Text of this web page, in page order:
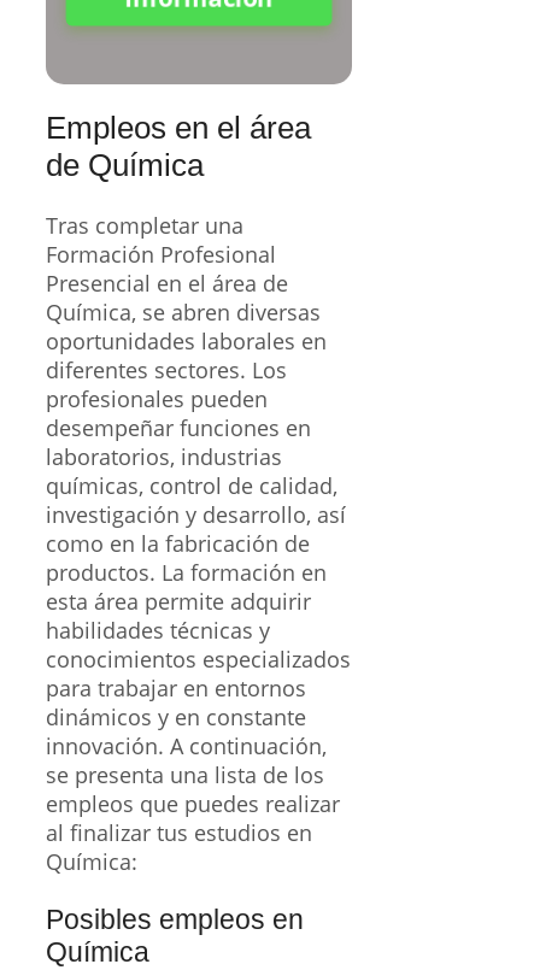
Empleos en el área
de Química
Tras completar una
Formación Profesional
Presencial en el área de
Química, se abren diversas
oportunidades laborales en
diferentes sectores. Los
profesionales pueden
desempeñar funciones en
laboratorios, industrias
químicas, control de calidad,
investigación y desarrollo, así
como en la fabricación de
productos. La formación en
esta área permite adquirir
habilidades técnicas y
conocimientos especializados
para trabajar en entornos
dinámicos y en constante
innovación. A continuación,
se presenta una lista de los
empleos que puedes realizar
al finalizar tus estudios en
Química:
Posibles empleos en
Química